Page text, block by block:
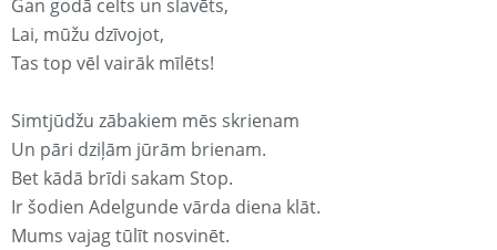
Gan godā celts un slavēts,
Lai, mūžu dzīvojot,
Tas top vēl vairāk mīlēts!
Simtjūdžu zābakiem mēs skrienam
Un pāri dziļām jūrām brienam.
Bet kādā brīdi sakam Stop.
Ir šodien Adelgunde vārda diena klāt.
Mums vajag tūlīt nosvinēt.